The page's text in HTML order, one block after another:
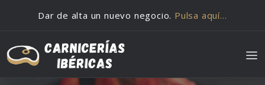
Dar de alta un nuevo negocio. Pulsa aquí…